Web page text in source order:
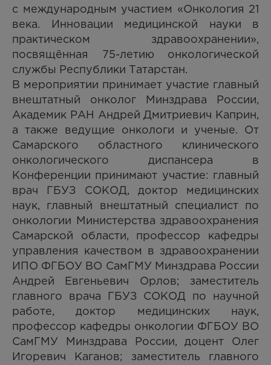
с международным участием «Онкология 21
века. Инновации медицинской науки в
практическом здравоохранении»,
посвящённая 75-летию онкологической
службы Республики Татарстан.
В мероприятии принимает участие главный
внештатный онколог Минздрава России,
Академик РАН Андрей Дмитриевич Каприн,
а также ведущие онкологи и ученые. От
Самарского областного клинического
онкологического диспансера в
Конференции принимают участие: главный
врач ГБУЗ СОКОД, доктор медицинских
наук, главный внештатный специалист по
онкологии Министерства здравоохранения
Самарской области, профессор кафедры
управления качеством в здравоохранении
ИПО ФГБОУ ВО СамГМУ Минздрава России
Андрей Евгеньевич Орлов; заместитель
главного врача ГБУЗ СОКОД по научной
работе, доктор медицинских наук,
профессор кафедры онкологии ФГБОУ ВО
СамГМУ Минздрава России, доцент Олег
Игоревич Каганов; заместитель главного